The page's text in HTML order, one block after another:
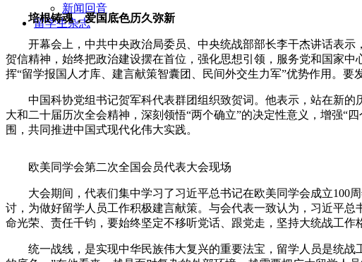
新闻回音
留学生杂志
培根铸魂，爱国底色历久弥新
开幕会上，中共中央政治局委员、中央统战部部长李干杰讲话表示
贺信精神，始终把政治建设摆在首位，强化思想引领，服务党和国家
挥“留学报国人才库、建言献策智囊团、民间外交生力军”优势作用。要
中国科协党组书记贺军科代表群团组织致贺词。他表示，站在新的
大和二十届历次全会精神，深刻领悟“两个确立”的决定性意义，增强“
围，共同推进中国式现代化伟大实践。
欧美同学会第二次全国会员代表大会现场
大会期间，代表们集中学习了习近平总书记在欧美同学会成立100周
讨，为做好留学人员工作积极建言献策。与会代表一致认为，习近平
命光荣、责任千钧，要始终坚定不移听党话、跟党走，坚持大统战工
统一战线，是实现中华民族伟大复兴的重要法宝，留学人员是统战